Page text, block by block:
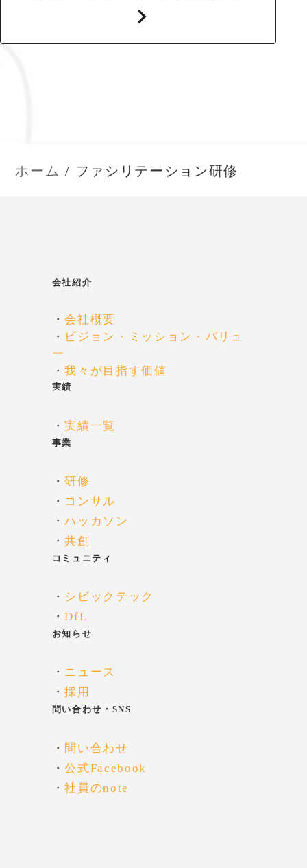
ホーム ファシリテーション研修
会社紹介
・会社概要
・ ビジョン・ミッション・バリュ
ー
・我々が目指す価値
実績
・実績一覧
事業
・研修
・ コンサル
・ハッカソン
・共創
コミュニティ
・ シビックテック
・DfL
お知らせ
・ ニュース
・採用
問い合わせ・SNS
・ 問い合わせ
・公式Facebook
・社員のnote